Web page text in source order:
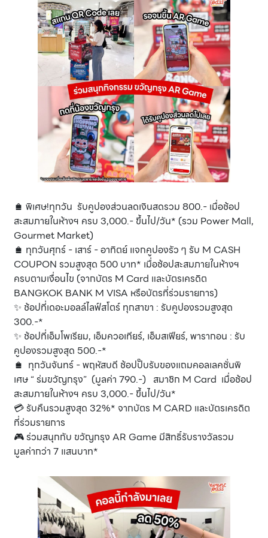
🛍️ พิเศษ!ทุกวัน รับคูปองส่วนลดเงินสดรวม 800.- เมื่อช้อป
สะสมภายในห้างฯ ครบ 3,000.- ขึ้นไป/วัน* (รวม Power Mall,
Gourmet Market)
🛍️ ทุกวันศุกร์ - เสาร์ - อาทิตย์ แจกคูปองรัว ๆ รับ M CASH
COUPON รวมสูงสุด 500 บาท* เมื่อช้อปสะสมภายในห้างฯ
ครบตามเงื่อนไข (จากบัตร M Card และบัตรเครดิต
BANGKOK BANK M VISA หรือบัตรที่ร่วมรายการ)
✨ ช้อปที่เดอะมอลล์ไลฟ์สโตร์ ทุกสาขา : รับคูปองรวมสูงสุด
300.-*
✨ ช้อปที่เอ็มโพเรียม, เอ็มควอเทียร์, เอ็มสเฟียร์, พารากอน : รับ
คูปองรวมสูงสุด 500.-*
🛍️ ทุกวันจันทร์ - พฤหัสบดี ช้อปปั๊บรับของแถมคอลเลคชั่นพิ
เศษ “ ร่มขวัญกรุง” (มูลค่า 790.-) สมาชิก M Card เมื่อช้อป
สะสมภายในห้างฯ ครบ 3,000.- ขึ้นไป/วัน*
💳 รับคืนรวมสูงสุด 32%* จากบัตร M CARD และบัตรเครดิต
ที่ร่วมรายการ
🎮 ร่วมสนุกกับ ขวัญกรุง AR Game มีสิทธิ์รับรางวัลรวม
มูลค่ากว่า 7 แสนบาท*